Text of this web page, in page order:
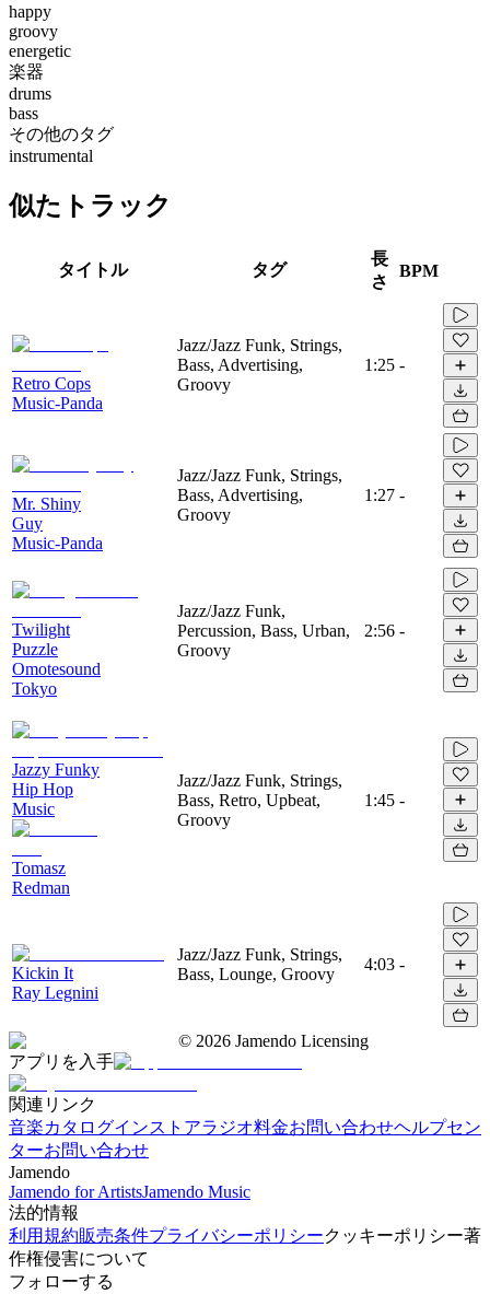
happy
groovy
energetic
楽器
drums
bass
その他のタグ
instrumental
似たトラック
タイトル タグ
長
さ
BPM
Retro Cops
Music-Panda
Jazz/Jazz Funk, Strings,
Bass, Advertising,
Groovy
1:25 -
Mr. Shiny
Guy
Music-Panda
Jazz/Jazz Funk, Strings,
Bass, Advertising,
Groovy
1:27 -
Twilight
Puzzle
Omotesound
Tokyo
Jazz/Jazz Funk,
Percussion, Bass, Urban,
Groovy
2:56 -
Jazzy Funky
Hip Hop
Music
Tomasz
Redman
Jazz/Jazz Funk, Strings,
Bass, Retro, Upbeat,
Groovy
1:45 -
Kickin It
Ray Legnini
Jazz/Jazz Funk, Strings,
Bass, Lounge, Groovy
4:03 -
© 2026 Jamendo Licensing
アプリを入手
関連リンク
音楽カタログインストアラジオ料金お問い合わせヘルプセン
ターお問い合わせ
Jamendo
Jamendo for ArtistsJamendo Music
法的情報
利用規約販売条件プライバシーポリシークッキーポリシー著
作権侵害について
フォローする